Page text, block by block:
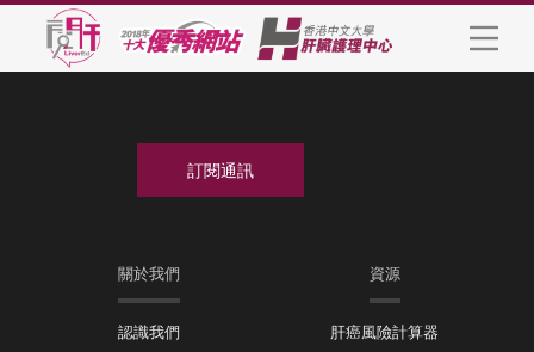
關於我們
認識我們
資源
肝癌風險計算器